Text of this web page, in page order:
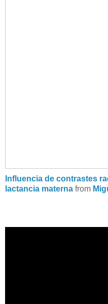
Influencia de contrastes
lactancia materna from